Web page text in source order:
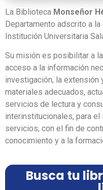
La Biblioteca Monseñor
Departamento adscrito a
Institución Universitaria
Su misión es posibilitar a
acceso a la información
investigación, la extensión
materiales adecuados,
servicios de lectura y
interinstitucionales, para
servicios, con el fin de
conocimiento y a la
Busca tu